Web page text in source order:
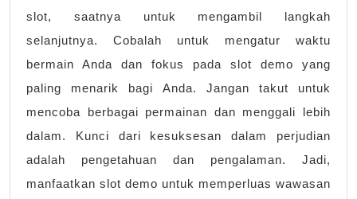
slot, saatnya untuk mengambil langkah
selanjutnya. Cobalah untuk mengatur waktu
bermain Anda dan fokus pada slot demo yang
paling menarik bagi Anda. Jangan takut untuk
mencoba berbagai permainan dan menggali lebih
dalam. Kunci dari kesuksesan dalam perjudian
adalah pengetahuan dan pengalaman. Jadi,
manfaatkan slot demo untuk memperluas wawasan